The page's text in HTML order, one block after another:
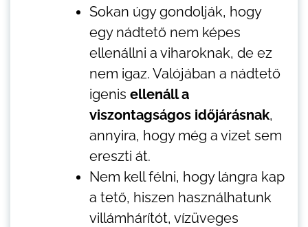
Sokan úgy gondolják, hogy
egy nádtető nem képes
ellenállni a viharoknak, de ez
nem igaz. Valójában a nádtető
igenis ellenáll a
viszontagságos időjárásnak,
annyira, hogy még a vizet sem
ereszti át.
Nem kell félni, hogy lángra kap
a tető, hiszen használhatunk
villámhárítót, vízüveges